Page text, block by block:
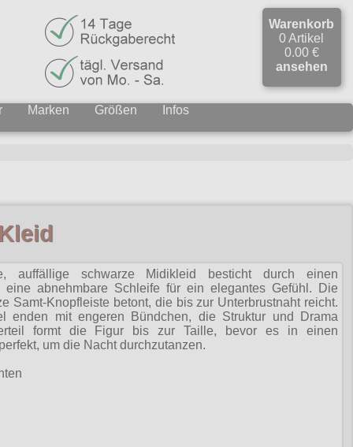
Warenkorb
0 Artikel
0.00 €
ansehen
Marken Größen Infos
auffällige schwarze Midikleid besticht durch einen
eine abnehmbare Schleife für ein elegantes Gefühl. Die
Samt-Knopfleiste betont, die bis zur Unterbrustnaht reicht.
enden mit engeren Bündchen, die Struktur und Drama
formt die Figur bis zur Taille, bevor es in einen
um die Nacht durchzutanzen.